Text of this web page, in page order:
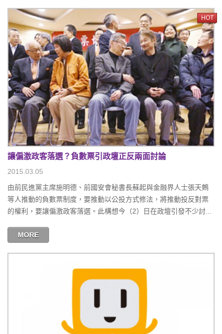
HOT
讓偏激政客落選？負數票引政壇正反兩面討論
2015.03.05
由前民進黨主席施明德、前國安會秘書長蘇起與金融界人士張天鷞
等人推動的負數票制度，要推動以公投方式修法，將推動投反對票
的權利，要讓偏激政客落選。此構想今（2）日在政壇引發不少討...
MORE